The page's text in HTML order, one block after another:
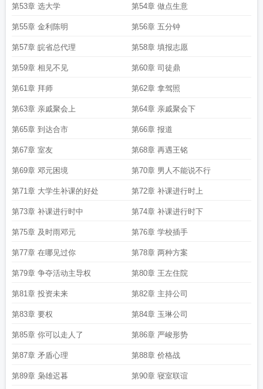
第53章 选大学 第54章 做点生意
第55章 金利陈明 第56章 五分钟
第57章 皖省总代理 第58章 填报志愿
第59章 相见不见 第60章 司徒鼎
第61章 拜师 第62章 拿驾照
第63章 亲戚聚会上 第64章 亲戚聚会下
第65章 到达合市 第66章 报道
第67章 室友 第68章 再遇王铭
第69章 邓元困境 第70章 男人不能说不行
第71章 大学生补课的好处 第72章 补课进行时上
第73章 补课进行时中 第74章 补课进行时下
第75章 及时雨邓元 第76章 学校插手
第77章 在哪见过你 第78章 两种方案
第79章 争夺活动主导权 第80章 王左住院
第81章 投资未来 第82章 主持公司
第83章 要权 第84章 玉琳公司
第85章 你可以走人了 第86章 严峻形势
第87章 矛盾心理 第88章 价格战
第89章 枭雄迟暮 第90章 寝室联谊